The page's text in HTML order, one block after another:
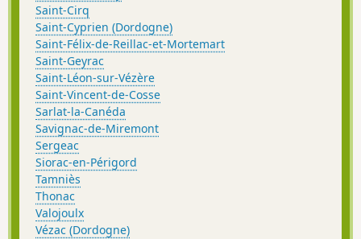
Saint-Cirq
Saint-Cyprien (Dordogne)
Saint-Félix-de-Reillac-et-Mortemart
Saint-Geyrac
Saint-Léon-sur-Vézère
Saint-Vincent-de-Cosse
Sarlat-la-Canéda
Savignac-de-Miremont
Sergeac
Siorac-en-Périgord
Tamniès
Thonac
Valojoulx
Vézac (Dordogne)